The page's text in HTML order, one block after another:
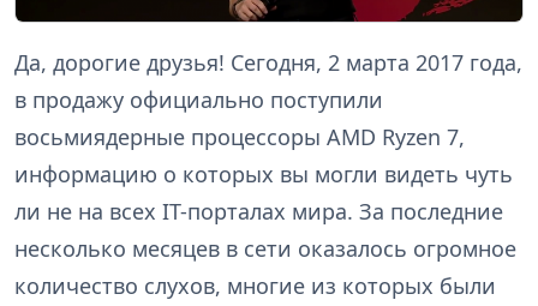
Да, дорогие друзья! Сегодня, 2 марта 2017 года,
в продажу официально поступили
восьмиядерные процессоры AMD Ryzen 7,
информацию о которых вы могли видеть чуть
ли не на всех IT-порталах мира. За последние
несколько месяцев в сети оказалось огромное
количество слухов, многие из которых были